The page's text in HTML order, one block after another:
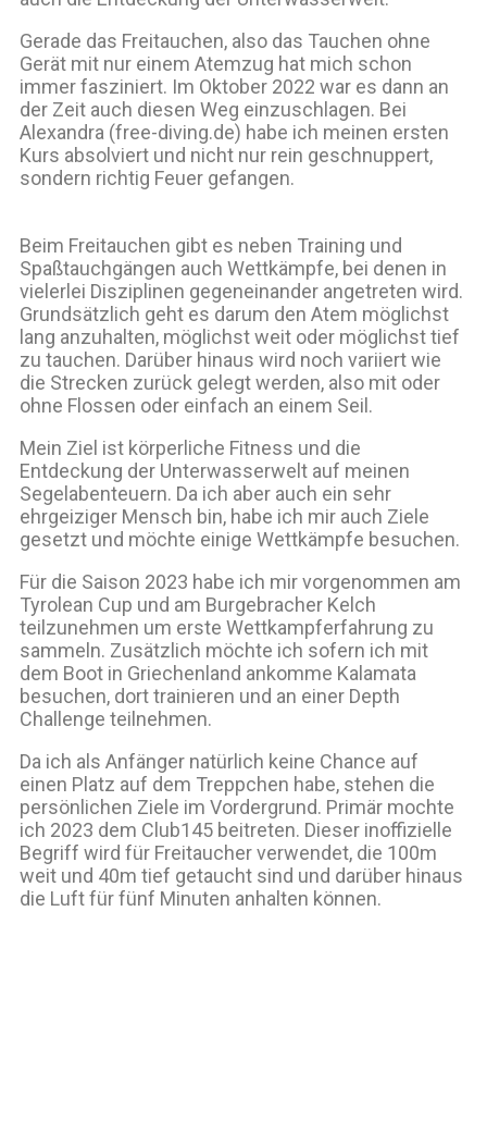
Gerade das Freitauchen, also das Tauchen ohne
Gerät mit nur einem Atemzug hat mich schon
immer fasziniert. Im Oktober 2022 war es dann an
der Zeit auch diesen Weg einzuschlagen. Bei
Alexandra (free-diving.de) habe ich meinen ersten
Kurs absolviert und nicht nur rein geschnuppert,
sondern richtig Feuer gefangen.
Beim Freitauchen gibt es neben Training und
Spaßtauchgängen auch Wettkämpfe, bei denen in
vielerlei Disziplinen gegeneinander angetreten wird.
Grundsätzlich geht es darum den Atem möglichst
lang anzuhalten, möglichst weit oder möglichst tief
zu tauchen. Darüber hinaus wird noch variiert wie
die Strecken zurück gelegt werden, also mit oder
ohne Flossen oder einfach an einem Seil.
Mein Ziel ist körperliche Fitness und die
Entdeckung der Unterwasserwelt auf meinen
Segelabenteuern. Da ich aber auch ein sehr
ehrgeiziger Mensch bin, habe ich mir auch Ziele
gesetzt und möchte einige Wettkämpfe besuchen.
Für die Saison 2023 habe ich mir vorgenommen am
Tyrolean Cup und am Burgebracher Kelch
teilzunehmen um erste Wettkampferfahrung zu
sammeln. Zusätzlich möchte ich sofern ich mit
dem Boot in Griechenland ankomme Kalamata
besuchen, dort trainieren und an einer Depth
Challenge teilnehmen.
Da ich als Anfänger natürlich keine Chance auf
einen Platz auf dem Treppchen habe, stehen die
persönlichen Ziele im Vordergrund. Primär mochte
ich 2023 dem Club145 beitreten. Dieser inoffizielle
Begriff wird für Freitaucher verwendet, die 100m
weit und 40m tief getaucht sind und darüber hinaus
die Luft für fünf Minuten anhalten können.